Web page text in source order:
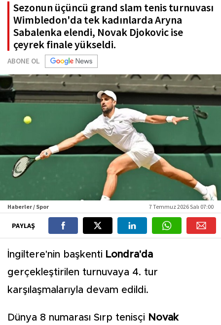
Sezonun üçüncü grand slam tenis turnuvası
Wimbledon'da tek kadınlarda Aryna
Sabalenka elendi, Novak Djokovic ise
çeyrek finale yükseldi.
ABONE OL
Haberler / Spor 7 Temmuz 2026 Salı 07:00
PAYLAŞ
İngiltere'nin başkenti Londra'da
gerçekleştirilen turnuvaya 4. tur
karşılaşmalarıyla devam edildi.
Dünya 8 numarası Sırp tenisçi Novak